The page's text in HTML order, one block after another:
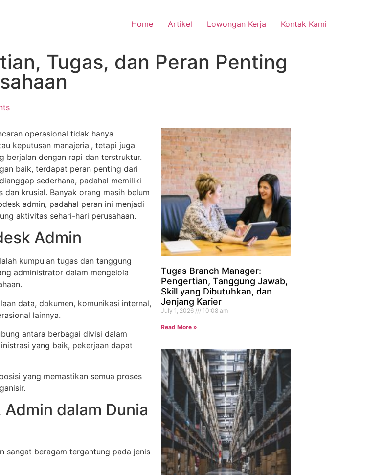
Home Artikel Lowongan Kerja Kontak Kami
Tugas, dan Peran Penting
operasional tidak hanya
keputusan manajerial, tetapi juga
berjalan dengan rapi dan terstruktur.
baik, terdapat peran penting dari
sederhana, padahal memiliki
krusial. Banyak orang masih belum
admin, padahal peran ini menjadi
aktivitas sehari-hari perusahaan.
Admin
kumpulan tugas dan tanggung
administrator dalam mengelola
data, dokumen, komunikasi internal,
lainnya.
antara berbagai divisi dalam
yang baik, pekerjaan dapat
yang memastikan semua proses
dalam Dunia
sangat beragam tergantung pada jenis
Tugas Branch Manager:
Pengertian, Tanggung Jawab,
Skill yang Dibutuhkan, dan
Jenjang Karier
July 1, 2026 10:08 am
Read More »